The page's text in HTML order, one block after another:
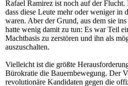
Rafael Ramirez ist noch auf der
dass diese Leute mehr oder weniger
waren. Aber der Grund, aus dem sie
hatte wenig damit zu tun: Es war Teil
Machtbasis zu zerstören und ihn als
auszuschalten.
Vielleicht ist die größte
Bürokratie die Bauernbewegung. Der
revolutionäre Kandidaten gegen die